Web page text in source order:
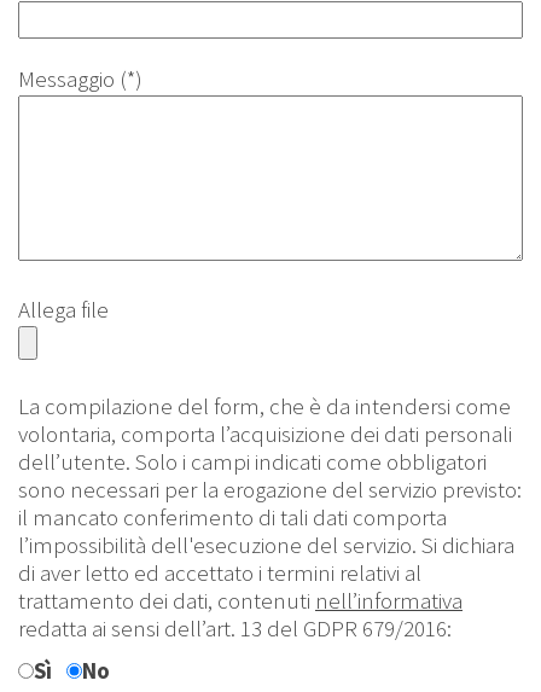
Messaggio (*)
Allega file
La compilazione del form, che è da intendersi come
volontaria, comporta l’acquisizione dei dati personali
dell’utente. Solo i campi indicati come obbligatori
sono necessari per la erogazione del servizio previsto:
il mancato conferimento di tali dati comporta
l’impossibilità dell'esecuzione del servizio. Si dichiara
di aver letto ed accettato i termini relativi al
trattamento dei dati, contenuti nell’informativa
redatta ai sensi dell’art. 13 del GDPR 679/2016:
Sì
No